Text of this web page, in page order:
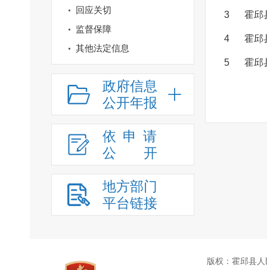
回应关切
监督保障
其他法定信息
政府信息
公开年报
依申请
公
开
地方部门
平台链接
3 霍邱
4 霍邱
5 霍邱
版权：霍邱县